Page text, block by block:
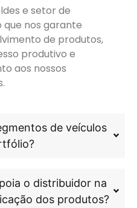
e setor de
que nos garante
de produtos,
produtivo e
aos nossos
de veículos
o distribuidor na
dos produtos?